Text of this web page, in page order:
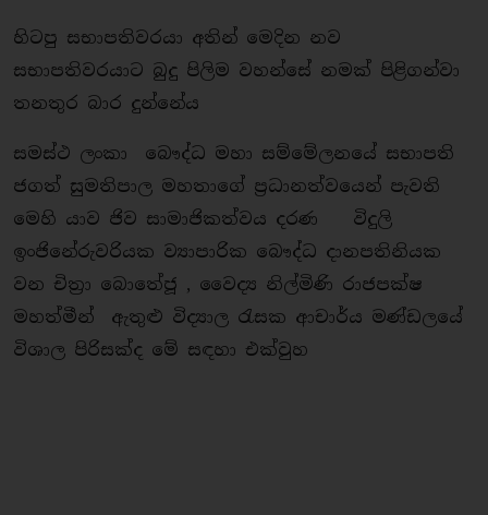
හිටපු සභාපතිවරයා අතින් මෙදින නව
සභාපතිවරයාට බුදු පිලිම වහන්සේ නමක් පිළිගන්වා
තනතුර බාර දුන්නේය
සමස්ථ ලංකා බෞද්ධ මහා සම්මේලනයේ සභාපති
ජගත් සුමතිපාල මහතාගේ ප්‍රධානත්වයෙන් පැවති
මෙහි යාව ජිව සාමාජිකත්වය දරණ විදුලි
ඉංජිනේරුවරියක ව්‍යාපාරික බෞද්ධ දානපතිනියක
වන චිත්‍රා බොතේජූ , වෛද්‍ය නිල්මිණි රාජපක්ෂ
මහත්මීන් ඇතුළු විද්‍යාල රැසක ආචාර්ය මණ්ඩලයේ
විශාල පිරිසක්ද මේ සඳහා එක්වුහ